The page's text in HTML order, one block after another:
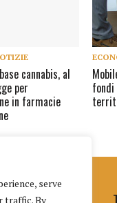
serve
traffic. By
cannabis, al
per
in farmacie
fondi